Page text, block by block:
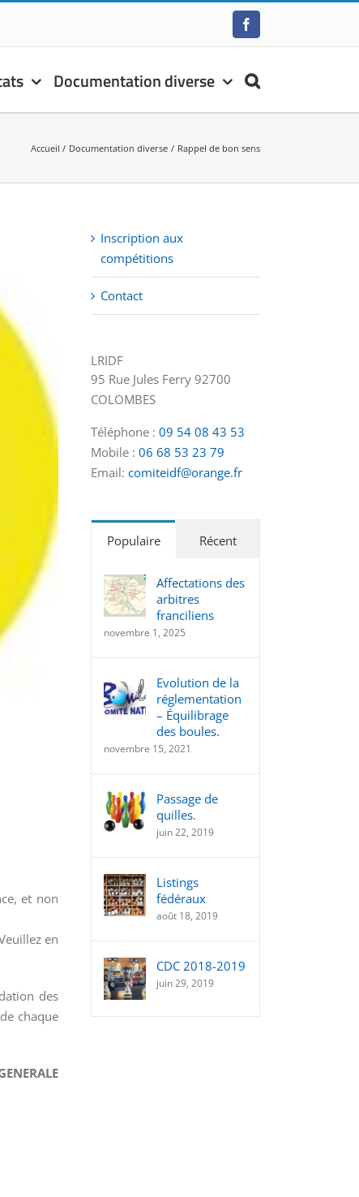
Facebook
Documentation diverse
Accueil Documentation diverse Rappel de bon sens
et non
en
des
de chaque
Inscription aux
compétitions
Contact
LRIDF
95 Rue Jules Ferry 92700
COLOMBES
Téléphone : 09 54 08 43 53
Mobile : 06 68 53 23 79
Email: comiteidf@orange.fr
Populaire Récent
Affectations des
arbitres
franciliens
novembre 1, 2025
Evolution de la
réglementation
– Équilibrage
des boules.
novembre 15, 2021
Passage de
quilles.
juin 22, 2019
Listings
fédéraux
août 18, 2019
CDC 2018-2019
juin 29, 2019